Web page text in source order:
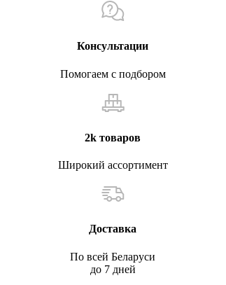
Консультации
Помогаем с подбором
2k товаров
Широкий ассортимент
Доставка
По всей Беларуси
до 7 дней